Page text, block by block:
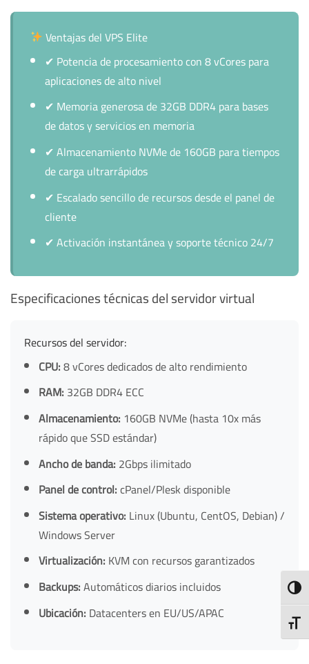
Ventajas del VPS Elite
✔ Potencia de procesamiento con 8 vCores para
aplicaciones de alto nivel
✔ Memoria generosa de 32GB DDR4 para bases
de datos y servicios en memoria
✔Almacenamiento NVMe de 160GB para tiempos
de carga ultrarrápidos
✔ Escalado sencillo de recursos desde el panel de
cliente
✔Activación instantánea y soporte técnico 24/7
Especificaciones técnicas del servidor virtual
Recursos del servidor:
CPU:8 vCores dedicados de alto rendimiento
RAM: 32GB DDR4 ECC
Almacenamiento: 160GB NVMe (hasta 10x más
rápido que SSD estándar)
Ancho de banda: 2Gbps ilimitado
Panel de control:cPanel/Plesk disponible
Sistema operativo: Linux (Ubuntu, CentOS, Debian) /
Windows Server
Virtualización: KVM con recursos garantizados
Backups:Automáticos diarios incluidos
Ubicación: Datacenters en EU/US/APAC